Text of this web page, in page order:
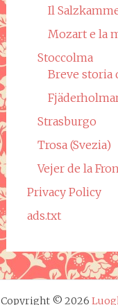
Il
Mozart e la
Stoccolma
Breve storia
Strasburgo
Trosa (Svezia)
Vejer de la
Privacy Policy
ads.txt
Copyright © 2026